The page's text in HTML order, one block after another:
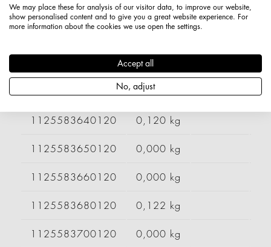
1125563700120 0,000 kg
0,000 kg
1125583550120 0,116 kg 300 mm
1125583640120 0,120 kg
1125583650120 0,000 kg
1125583660120 0,000 kg
1125583680120 0,122 kg
1125583700120 0,000 kg
We may place these for analysis of our visitor data, to improve our website,
show personalised content and to give you a great website experience. For
more information about the cookies we use open the settings.
Accept all
No, adjust